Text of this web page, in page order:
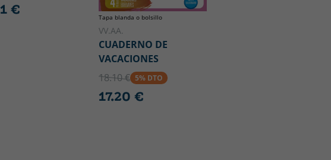
€
Tapa blanda o bolsillo
VV.AA.
CUADERNO DE
VACACIONES
18.10 € 5% DTO
17.20 €